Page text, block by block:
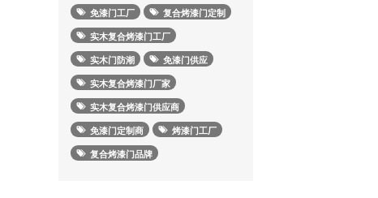
免漆门工厂
复合烤漆门定制
实木复合烤漆门工厂
实木门防潮
免漆门供应
实木复合烤漆门厂家
实木复合烤漆门供应商
免漆门定制商
烤漆门工厂
复合烤漆门品牌